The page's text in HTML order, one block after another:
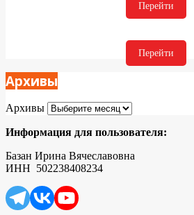
Перейти
Перейти
Архивы
Архивы
Информация для пользователя:
Базан Ирина Вячеславовна
ИНН 502238408234